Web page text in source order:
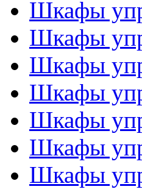
Шкафы
Шкафы
Шкафы
Шкафы
Шкафы
Шкафы
Шкафы